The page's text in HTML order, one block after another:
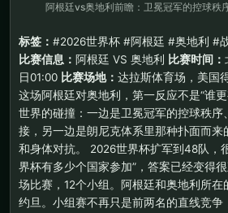
阿根廷vs奥地利前瞻：卫冕冠军的控球秩
标签： #2026世界杯 #阿根廷 #奥地利 #
比赛信息： 阿根廷 VS 奥地利 比赛时间：
日01:00 比赛场地： 达拉斯体育场，美国
这场阿根廷对奥地利，第一反应不是“谁
世界的碰撞：一边是卫冕冠军的控球秩序
接，另一边是朗尼克体系里那种扑面而来
和身体对抗。 2026世界杯扩军到48队，
界杯有多少个国家参加”，答案已经变得
场比赛，12个小组。阿根廷和奥地利所在
约旦。小组赛不再只是前两名的直线竞争